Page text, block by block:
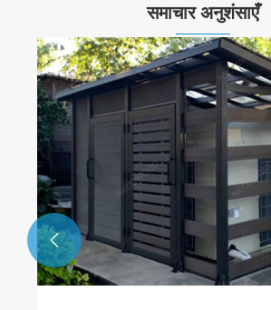
समाचार अनुशंसाएँ
